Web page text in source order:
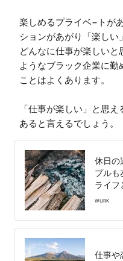
楽しめるプライベ−トが
ションがあがり「楽しい
どんなに仕事が楽しい
ようなブラック企業に勤
ことはよくあります。
「仕事が楽しい」と思
あると言えるでしょう。
休日の
プルも
ライフ
WURK
仕事や